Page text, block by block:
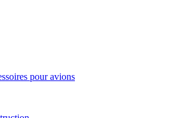
pour avions